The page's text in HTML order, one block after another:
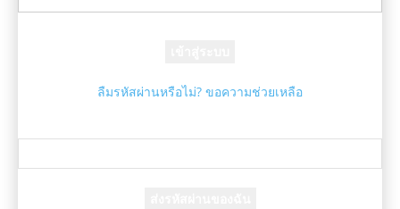
ลืมรหัสผ่านหรือไม่? ขอความช่วยเหลือ